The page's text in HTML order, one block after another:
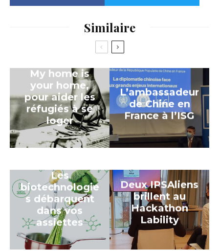
Similaire
My home is
your home,
pour aider les
réfugiés à se
loger
L’ambassadeur
de Chine en
France à l’ISG
Les
biotechnologie
s débarquent
dans vos
assiettes
Deux IPSAliens
brillent au
Hackathon
Lability